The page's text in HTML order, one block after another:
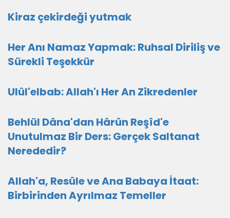
Kiraz çekirdeği yutmak
Her Anı Namaz Yapmak: Ruhsal Diriliş ve
Sürekli Teşekkür
Ulûl'elbab: Allah'ı Her An Zikredenler
Behlül Dâna'dan Hârûn Reşîd'e
Unutulmaz Bir Ders: Gerçek Saltanat
Nerededir?
Allah'a, Resûle ve Ana Babaya İtaat:
Birbirinden Ayrılmaz Temeller